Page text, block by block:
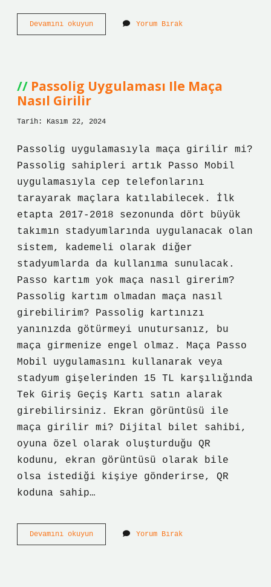
Devamını okuyun9
Sınıfta
Olur
Yorum Bırak
Passolig Uygulaması Ile Maça
Nasıl Girilir
Tarih: Kasım 22, 2024
Passolig uygulamasıyla maça girilir mi?
Passolig sahipleri artık Passo Mobil
uygulamasıyla cep telefonlarını
tarayarak maçlara katılabilecek. İlk
etapta 2017-2018 sezonunda dört büyük
takımın stadyumlarında uygulanacak olan
sistem, kademeli olarak diğer
stadyumlarda da kullanıma sunulacak.
Passo kartım yok maça nasıl girerim?
Passolig kartım olmadan maça nasıl
girebilirim? Passolig kartınızı
yanınızda götürmeyi unutursanız, bu
maça girmenize engel olmaz. Maça Passo
Mobil uygulamasını kullanarak veya
stadyum gişelerinden 15 TL karşılığında
Tek Giriş Geçiş Kartı satın alarak
girebilirsiniz. Ekran görüntüsü ile
maça girilir mi? Dijital bilet sahibi,
oyuna özel olarak oluşturduğu QR
kodunu, ekran görüntüsü olarak bile
olsa istediği kişiye gönderirse, QR
koduna sahip…
Devamını okuyunPassolig
Uygulaması
Yorum Bırak